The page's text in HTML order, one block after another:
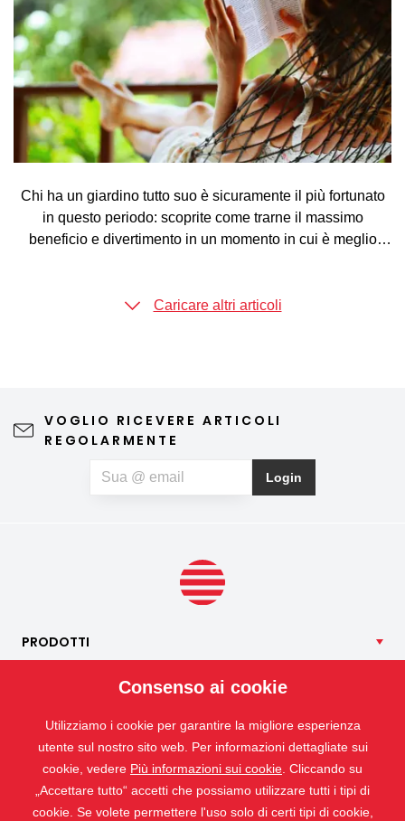
Chi ha un giardino tutto suo è sicuramente il più fortunato
in questo periodo: scoprite come trarne il massimo
beneficio e divertimento in un momento in cui è meglio
Caricare altri articoli
VOGLIO RICEVERE ARTICOLI
REGOLARMENTE
Login
PRODOTTI
ISOTRA
CONTATTO
Consenso ai cookie
Utilizziamo i cookie per garantire la migliore esperienza
utente sul nostro sito web. Per informazioni dettagliate sui
cookie, vedere Più informazioni sui cookie . Cliccando su
„Accettare tutto“ accetti che possiamo utilizzare tutti i tipi di
cookie. Se volete permettere l'uso solo di certi tipi di cookie,